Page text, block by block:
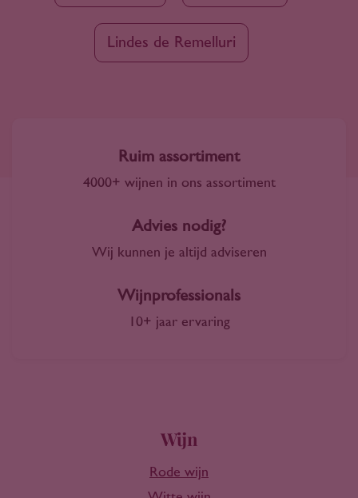
Lindes de Remelluri
Ruim assortiment
4000+ wijnen in ons assortiment
Advies nodig?
Wij kunnen je altijd adviseren
Wijnprofessionals
10+ jaar ervaring
Wijn
Rode wijn